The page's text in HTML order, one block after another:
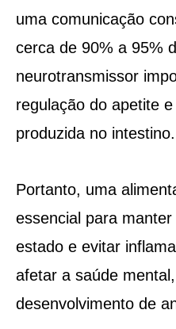
uma comunicação
cerca de 90% a 95%
neurotransmissor
regulação do apetite
produzida no intestino.
Portanto, uma
essencial para
estado e evitar
afetar a saúde
desenvolvimento de